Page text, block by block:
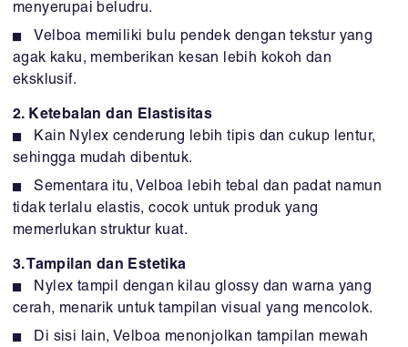
menyerupai beludru.
Velboa memiliki bulu pendek dengan tekstur yang
agak kaku, memberikan kesan lebih kokoh dan
eksklusif.
2. Ketebalan dan Elastisitas
Kain Nylex cenderung lebih tipis dan cukup lentur,
sehingga mudah dibentuk.
Sementara itu, Velboa lebih tebal dan padat namun
tidak terlalu elastis, cocok untuk produk yang
memerlukan struktur kuat.
3. Tampilan dan Estetika
Nylex tampil dengan kilau glossy dan warna yang
cerah, menarik untuk tampilan visual yang mencolok.
Di sisi lain, Velboa menonjolkan tampilan mewah